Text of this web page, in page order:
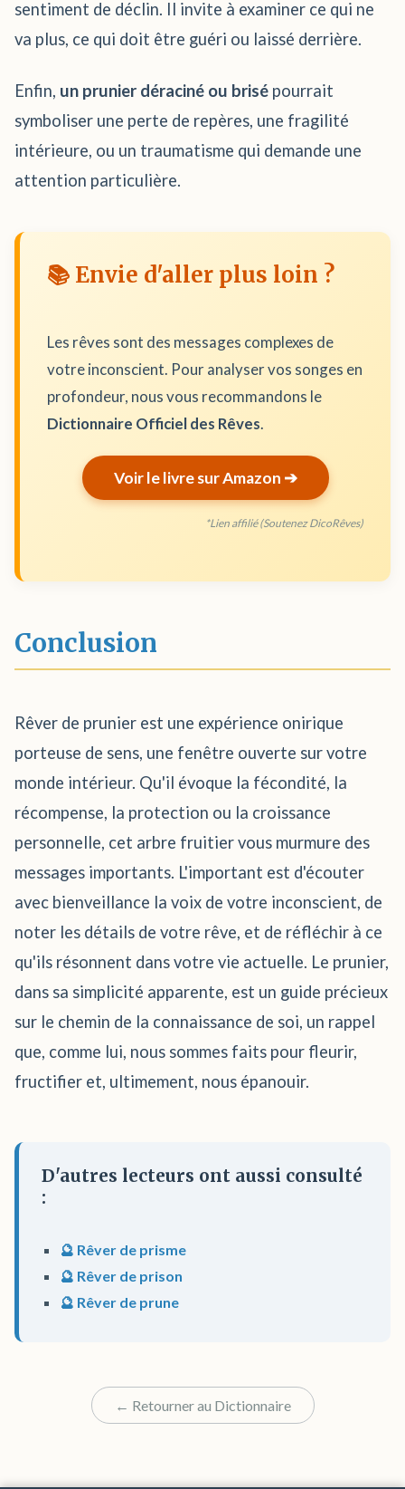
sentiment de déclin. Il invite à examiner ce qui ne
va plus, ce qui doit être guéri ou laissé derrière.
Enfin, un prunier déraciné ou brisé pourrait
symboliser une perte de repères, une fragilité
intérieure, ou un traumatisme qui demande une
attention particulière.
📚 Envie d'aller plus loin ?
Les rêves sont des messages complexes de
votre inconscient. Pour analyser vos songes en
profondeur, nous vous recommandons le
Dictionnaire Officiel des Rêves.
Voir le livre sur Amazon ➔
*Lien affilié (Soutenez DicoRêves)
Conclusion
Rêver de prunier est une expérience onirique
porteuse de sens, une fenêtre ouverte sur votre
monde intérieur. Qu'il évoque la fécondité, la
récompense, la protection ou la croissance
personnelle, cet arbre fruitier vous murmure des
messages importants. L'important est d'écouter
avec bienveillance la voix de votre inconscient, de
noter les détails de votre rêve, et de réfléchir à ce
qu'ils résonnent dans votre vie actuelle. Le prunier,
dans sa simplicité apparente, est un guide précieux
sur le chemin de la connaissance de soi, un rappel
que, comme lui, nous sommes faits pour fleurir,
fructifier et, ultimement, nous épanouir.
D'autres lecteurs ont aussi consulté
:
🔮 Rêver de prisme
🔮 Rêver de prison
🔮 Rêver de prune
← Retourner au Dictionnaire